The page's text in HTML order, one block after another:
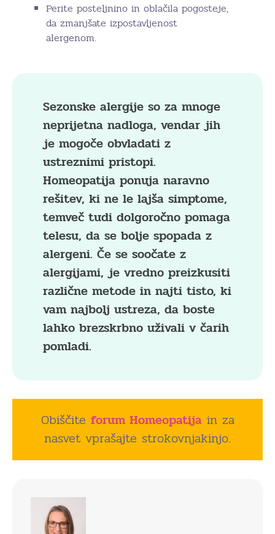
Perite posteljnino in oblačila pogosteje,
da zmanjšate izpostavljenost
alergenom.
Sezonske alergije so za mnoge
neprijetna nadloga, vendar jih
je mogoče obvladati z
ustreznimi pristopi.
Homeopatija ponuja naravno
rešitev, ki ne le lajša simptome,
temveč tudi dolgoročno pomaga
telesu, da se bolje spopada z
alergeni. Če se soočate z
alergijami, je vredno preizkusiti
različne metode in najti tisto, ki
vam najbolj ustreza, da boste
lahko brezskrbno uživali v čarih
pomladi.
Obiščite forum Homeopatija in za
nasvet vprašajte strokovnjakinjo.